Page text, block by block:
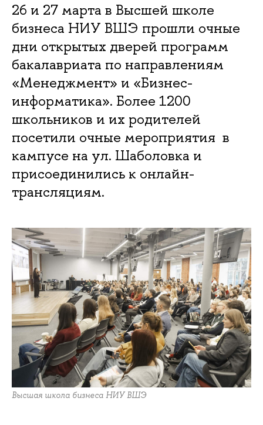
26 и 27 марта в Высшей школе
бизнеса НИУ ВШЭ прошли очные
дни открытых дверей программ
бакалавриата по направлениям
«Менеджмент» и «Бизнес-
информатика». Более 1200
школьников и их родителей
посетили очные мероприятия в
кампусе на ул. Шаболовка и
присоединились к онлайн-
трансляциям.
Высшая школа бизнеса НИУ ВШЭ